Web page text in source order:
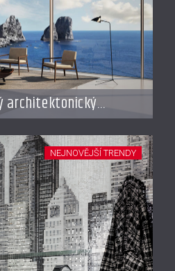
architektonický
NEJNOVĚJŠÍ TRENDY